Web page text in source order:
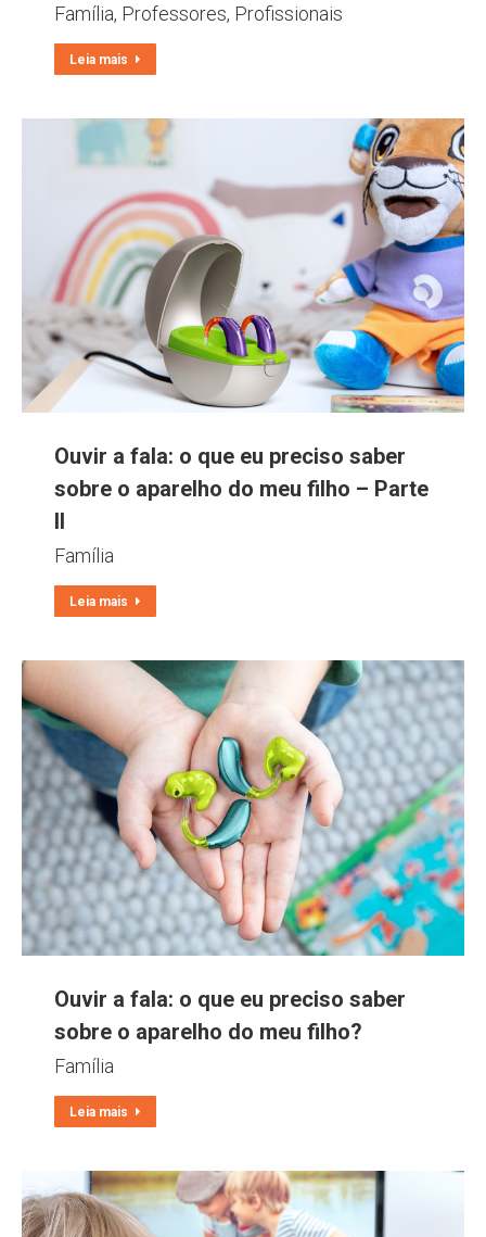
Família, Professores, Profissionais
Leia mais
Ouvir a fala: o que eu preciso saber
sobre o aparelho do meu filho – Parte
II
Família
Leia mais
Ouvir a fala: o que eu preciso saber
sobre o aparelho do meu filho?
Família
Leia mais